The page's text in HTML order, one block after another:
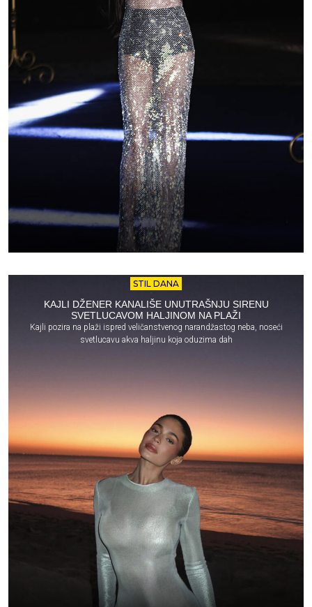
STIL DANA
KAJLI DŽENER KANALIŠE UNUTRAŠNJU SIRENU
SVETLUCAVOM HALJINOM NA PLAŽI
Kajli pozira na plaži ispred veličanstvenog narandžastog neba, noseći
svetlucavu akva haljinu koja oduzima dah